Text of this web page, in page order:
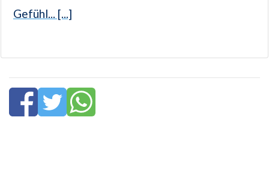
Gefühl... [...]